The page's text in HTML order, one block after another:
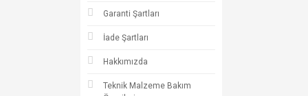
Garanti Şartları
İade Şartları
Hakkımızda
Teknik Malzeme Bakım